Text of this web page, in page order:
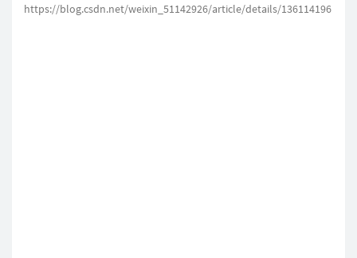
https://blog.csdn.net/weixin_51142926/article/details/136114196